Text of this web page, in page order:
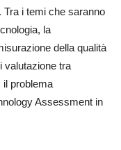
Tra i temi che saranno
la
della qualità
valutazione tra
il problema
Assessment in